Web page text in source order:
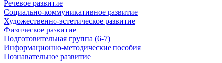
Речевое развитие
Социально-коммуникативное развитие
Художественно-эстетическое развитие
Физическое развитие
Подготовительная группа (6-7)
Информационно-методические пособия
Познавательное развитие